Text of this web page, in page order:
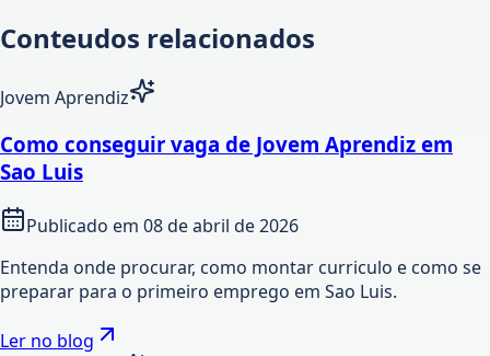
Conteudos relacionados
Jovem Aprendiz
Como conseguir vaga de Jovem Aprendiz em
Sao Luis
Publicado em 08 de abril de 2026
Entenda onde procurar, como montar curriculo e como se
preparar para o primeiro emprego em Sao Luis.
Ler no blog